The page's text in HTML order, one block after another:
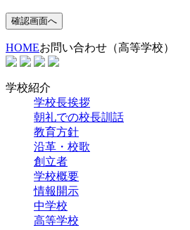
HOMEお問い合わせ（高等学校）
学校紹介
学校長挨拶
朝礼での校長訓話
教育方針
沿革・校歌
創立者
学校概要
情報開示
中学校
高等学校